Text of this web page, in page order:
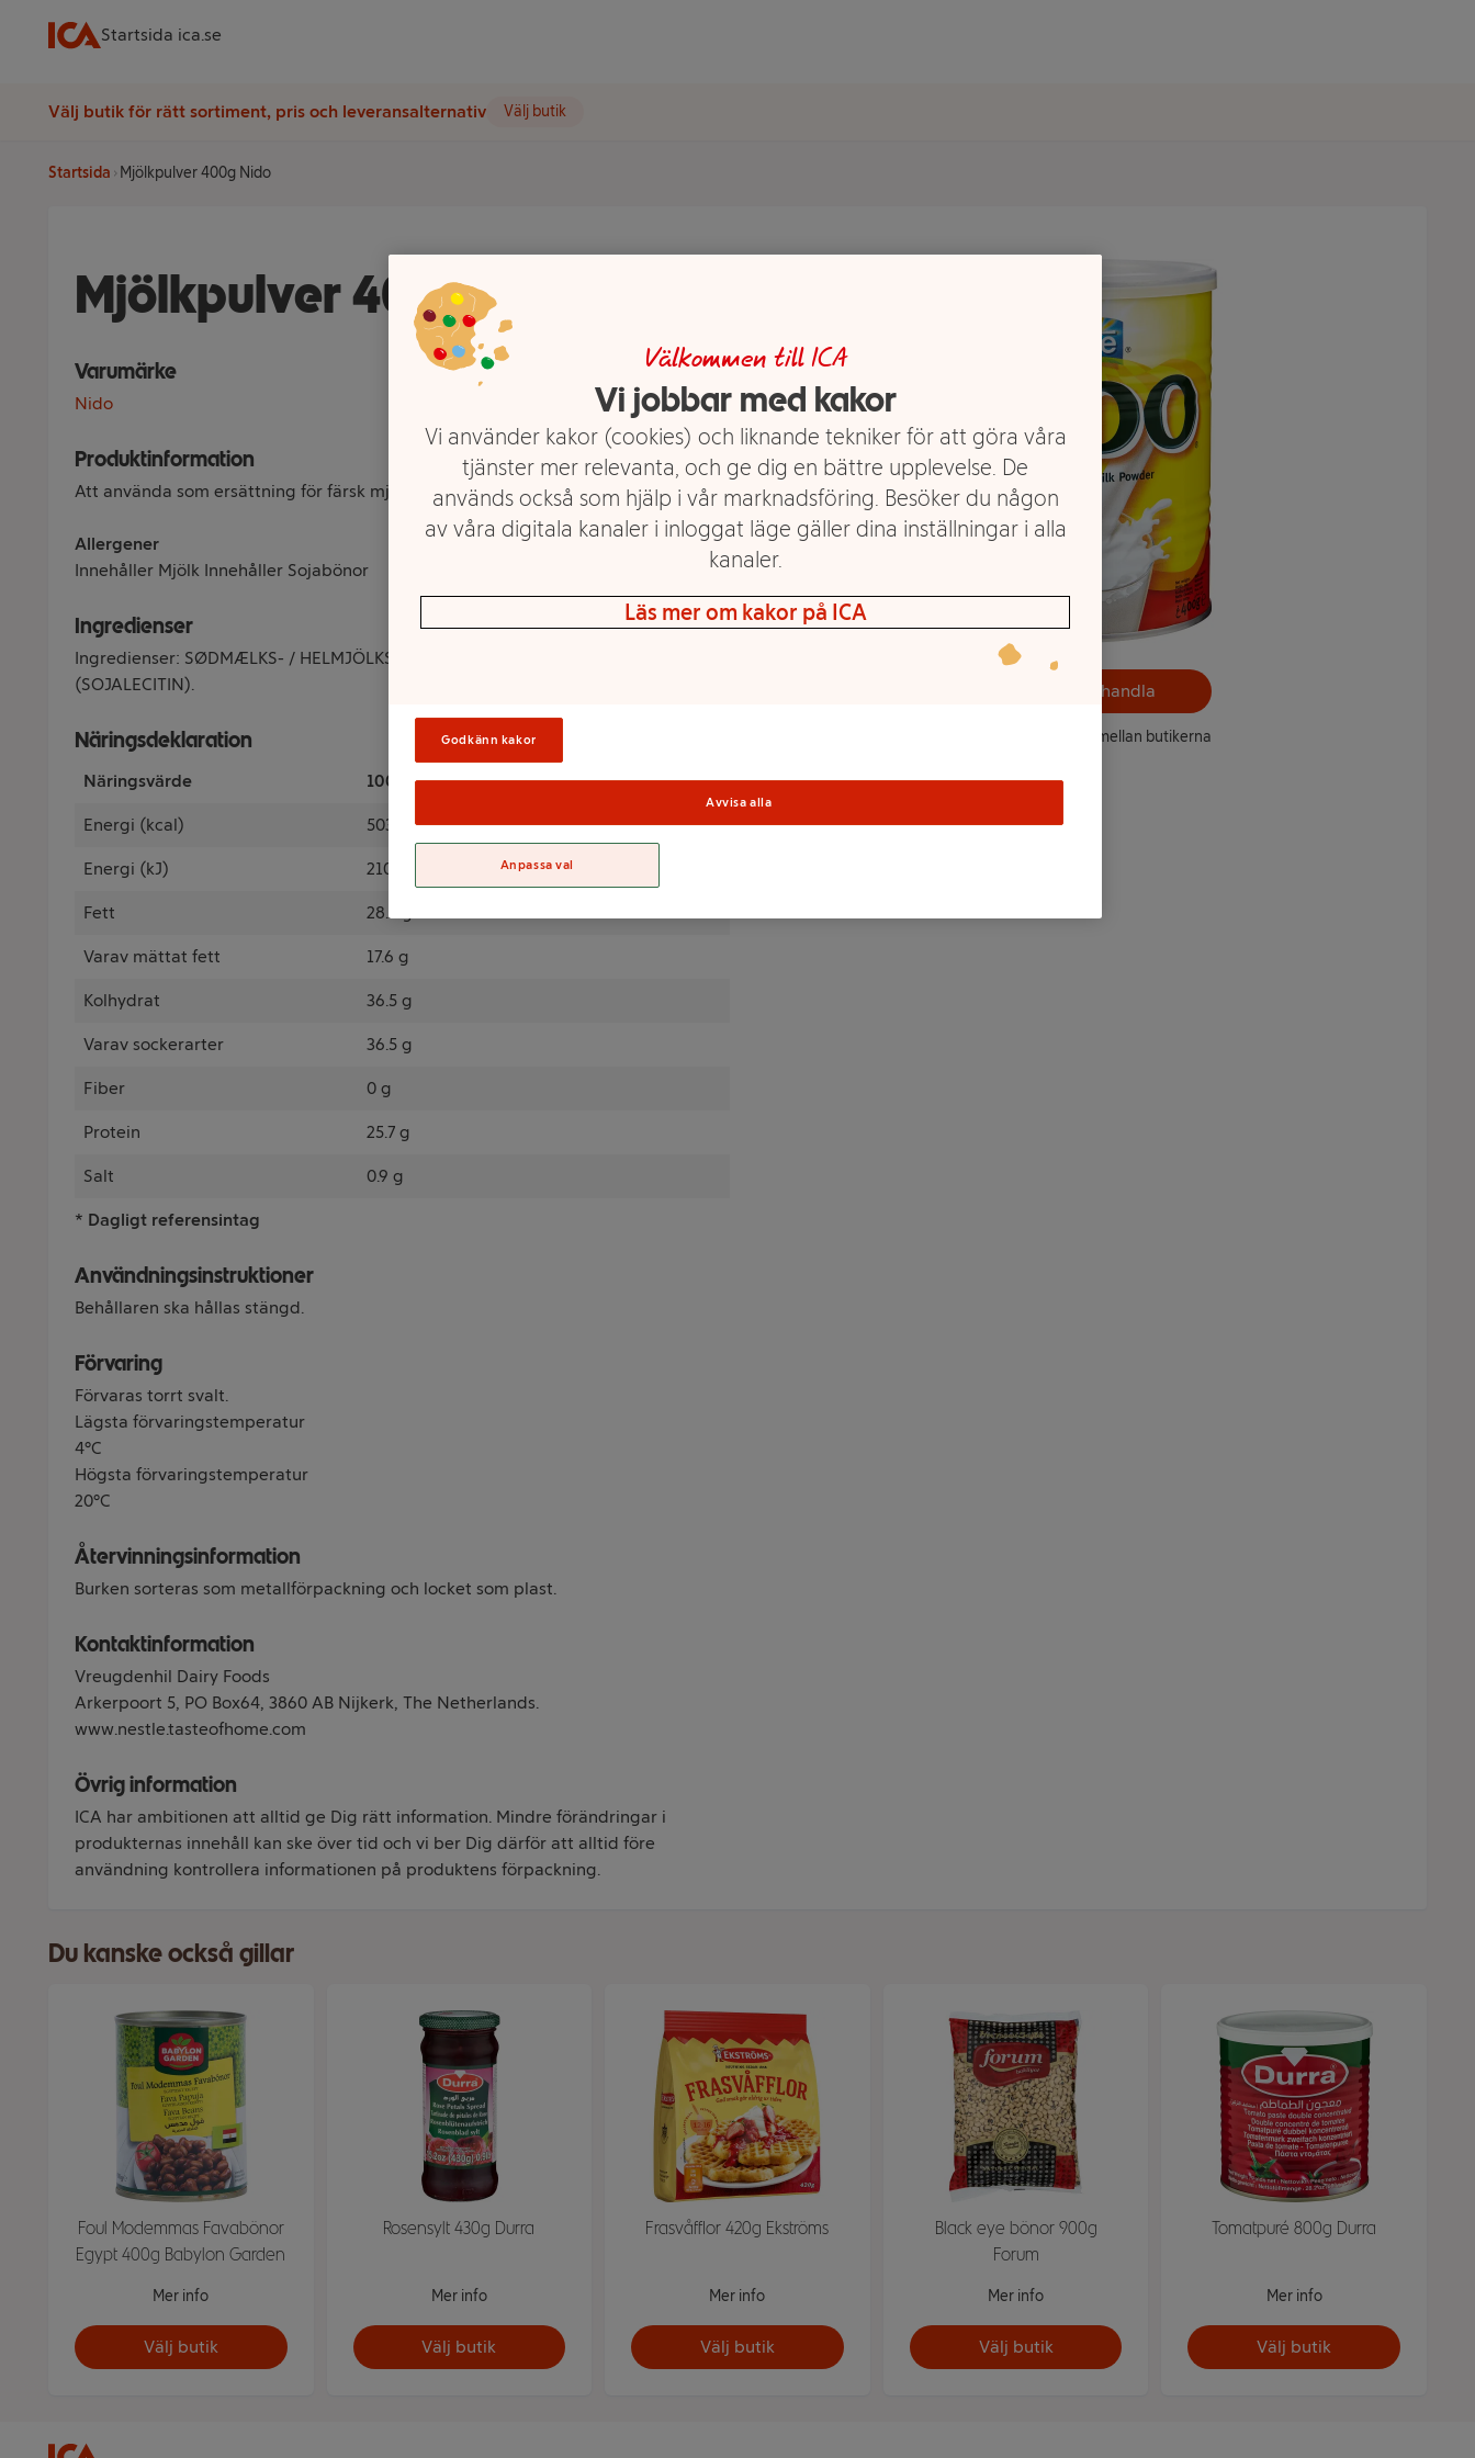
Startsida ica.se
Välj butik för rätt sortiment, pris och leveransalternativ Välj butik
Startsida Mjölkpulver 400g Nido
Mjölkpulver 400g Nido
Varumärke
Nido
Produktinformation
Att använda som ersättning för färsk mjölk.
Allergener
Innehåller Mjölk Innehåller Sojabönor
Ingredienser
Ingredienser: SØDMÆLKS- / HELMJÖLKSPULVER, emulgator /emulgeringsmedel
(SOJALECITIN).
Näringsdeklaration
Näringsvärde 100 Gram % av DRI(*)
Energi (kcal) 503 kcal
Energi (kJ) 2101 kJ
Fett 28.2 g
Varav mättat fett 17.6 g
Kolhydrat 36.5 g
Varav sockerarter 36.5 g
Fiber 0 g
Protein 25.7 g
Salt 0.9 g
* Dagligt referensintag
Användningsinstruktioner
Behållaren ska hållas stängd.
Förvaring
Förvaras torrt svalt.
Lägsta förvaringstemperatur
4°C
Högsta förvaringstemperatur
20°C
Återvinningsinformation
Burken sorteras som metallförpackning och locket som plast.
Kontaktinformation
Vreugdenhil Dairy Foods
Arkerpoort 5, PO Box64, 3860 AB Nijkerk, The Netherlands.
www.nestle.tasteofhome.com
Övrig information
ICA har ambitionen att alltid ge Dig rätt information. Mindre förändringar i
produkternas innehåll kan ske över tid och vi ber Dig därför att alltid före
användning kontrollera informationen på produktens förpackning.
Välj butik och handla
Sortimentet kan variera mellan butikerna
Du kanske också gillar
Foul Modemmas Favabönor
Egypt 400g Babylon Garden
Mer info
Välj butik
Rosensylt 430g Durra
Mer info
Välj butik
Frasvåfflor 420g Ekströms
Mer info
Välj butik
Black eye bönor 900g
Forum
Mer info
Välj butik
Tomatpuré 800g Durra
Mer info
Välj butik
Välkommen till ICA
Vi jobbar med kakor
Vi använder kakor (cookies) och liknande tekniker för att göra våra
tjänster mer relevanta, och ge dig en bättre upplevelse. De
används också som hjälp i vår marknadsföring. Besöker du någon
av våra digitala kanaler i inloggat läge gäller dina inställningar i alla
kanaler.
Läs mer om kakor på ICA
Godkänn kakor
Avvisa alla
Anpassa val